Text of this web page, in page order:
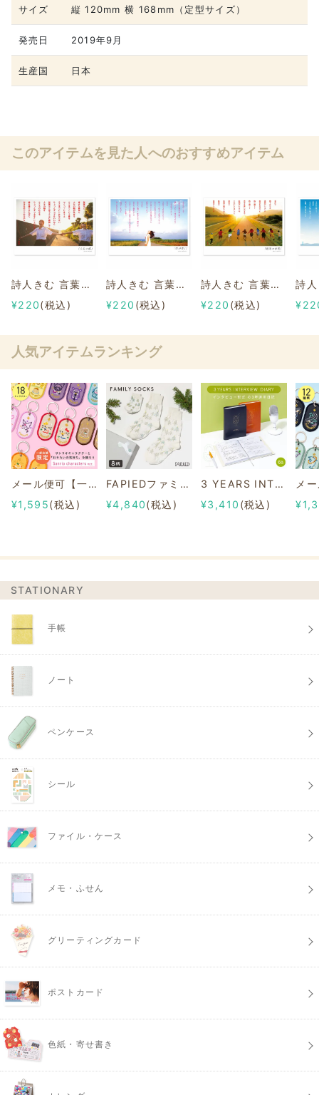
サイズ 縦 120mm 横 168mm（定型サイズ）
発売日 2019年9月
生産国 日本
このアイテムを見た人へのおすすめアイテム
詩人きむ 言葉の応援ポストカード 「人生の幅」
¥220(税込)
詩人きむ 言葉の応援ポストカード 「空が青く」
¥220 (税込)
詩人きむ 言葉の応援ポストカード 「最高の仲間」
¥220 (税込)
人気アイテムランキング
メール便可【一部店舗限定】2/8b PAIR KEY RING Sanrio characters ver.
¥1,595(税込)
FAPIEDファミリーソックスセット 総柄
¥4,840(税込)
3 YEARS INTERVIEW DIARY
¥3,410 (税込)
STATIONARY
手帳
ノート
ペンケース
シール
ファイル・ケース
メモ・ふせん
グリーティングカード
ポストカード
色紙・寄せ書き